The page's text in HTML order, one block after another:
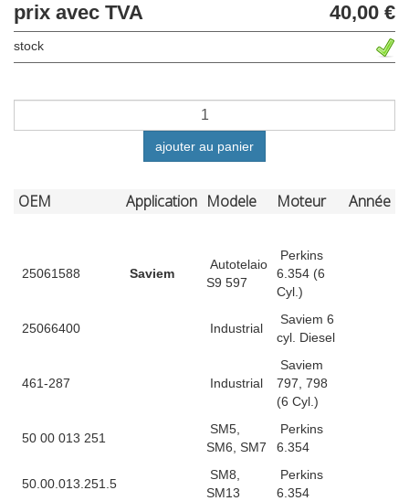
prix avec TVA 40,00 €
stock
ajouter au panier
OEM Application Modele Moteur Année
25061588 Saviem
Autotelaio
S9 597
Perkins
6.354 (6
Cyl.)
25066400 Industrial
Saviem 6
cyl. Diesel
461-287 Industrial
Saviem
797, 798
(6 Cyl.)
50 00 013 251
SM5,
SM6, SM7
Perkins
6.354
50.00.013.251.5
SM8,
SM13
Perkins
6.354